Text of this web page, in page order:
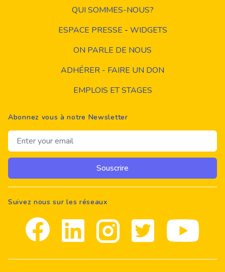
QUI SOMMES-NOUS?
ESPACE PRESSE - WIDGETS
ON PARLE DE NOUS
ADHÉRER - FAIRE UN DON
EMPLOIS ET STAGES
Abonnez vous à notre Newsletter
Email address
Souscrire
Suivez nous sur les réseaux
Facebook Linkedin Instagram Twitter youtube